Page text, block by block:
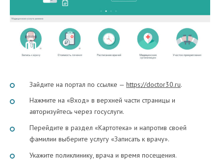
Зайдите на портал по ссылке — https://doctor30.ru.
Нажмите на «Вход» в верхней части страницы и
авторизуйтесь через госуслуги.
Перейдите в раздел «Картотека» и напротив своей
фамилии выберите услугу «Записать к врачу».
Укажите поликлинику, врача и время посещения.